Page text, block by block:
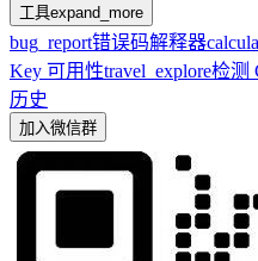
工具expand_more
bug_report错误码解释器
Key 可用性travel_explore检测
历史
加入微信群